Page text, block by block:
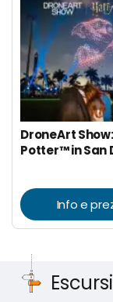
DroneArt
Potter™ in San
Info e